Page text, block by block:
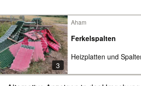
3
Aham
Ferkelspalten
Heizplatten und